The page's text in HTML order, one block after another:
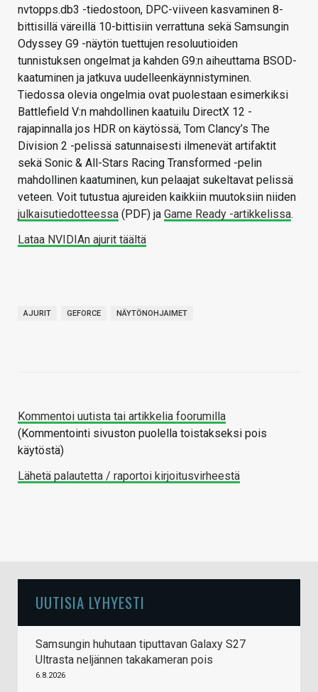
nvtopps.db3 -tiedostoon, DPC-viiveen kasvaminen 8-
bittisillä väreillä 10-bittisiin verrattuna sekä Samsungin
Odyssey G9 -näytön tuettujen resoluutioiden
tunnistuksen ongelmat ja kahden G9:n aiheuttama BSOD-
kaatuminen ja jatkuva uudelleenkäynnistyminen.
Tiedossa olevia ongelmia ovat puolestaan esimerkiksi
Battlefield V:n mahdollinen kaatuilu DirectX 12 -
rajapinnalla jos HDR on käytössä, Tom Clancy’s The
Division 2 -pelissä satunnaisesti ilmenevät artifaktit
sekä Sonic & All-Stars Racing Transformed -pelin
mahdollinen kaatuminen, kun pelaajat sukeltavat pelissä
veteen. Voit tutustua ajureiden kaikkiin muutoksiin niiden
julkaisutiedotteessa (PDF) ja Game Ready -artikkelissa.
Lataa NVIDIAn ajurit täältä
AJURIT GEFORCE NÄYTÖNOHJAIMET
Kommentoi uutista tai artikkelia foorumilla
(Kommentointi sivuston puolella toistakseksi pois
käytöstä)
Lähetä palautetta / raportoi kirjoitusvirheestä
UUTISIA LYHYESTI
Samsungin huhutaan tiputtavan Galaxy S27
Ultrasta neljännen takakameran pois
6.8.2026